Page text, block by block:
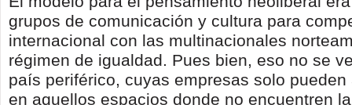
grupos de comunicación y cultura para
internacional con las multinacionales
régimen de igualdad. Pues bien, eso no se
país periférico, cuyas empresas solo pueden
en aquellos espacios donde no encuentren